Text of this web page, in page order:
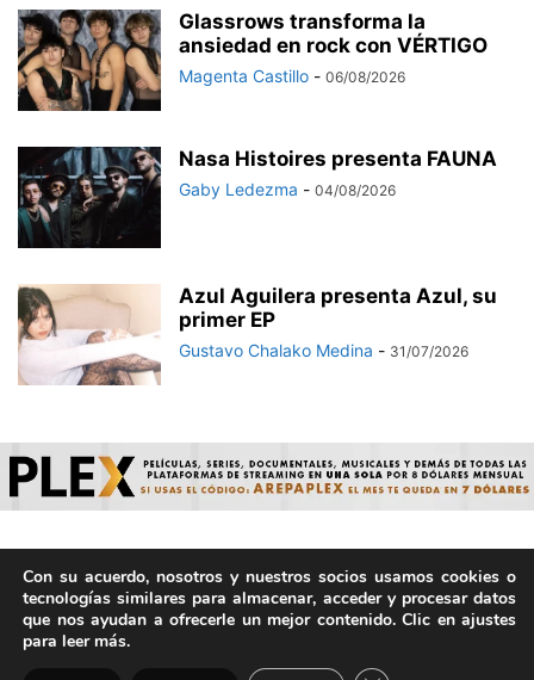
Glassrows transforma la
ansiedad en rock con VÉRTIGO
Magenta Castillo - 06/08/2026
Nasa Histoires presenta FAUNA
Gaby Ledezma - 04/08/2026
Azul Aguilera presenta Azul, su
primer EP
Gustavo Chalako Medina - 31/07/2026
© ArepaVolatil.Com 2021-2025 - Hecho por humanos, no por
IA. | Todos los derechos reservados.
Con su acuerdo, nosotros y nuestros socios usamos cookies o
tecnologías similares para almacenar, acceder y procesar datos
que nos ayudan a ofrecerle un mejor contenido. Clic en ajustes
para leer más.